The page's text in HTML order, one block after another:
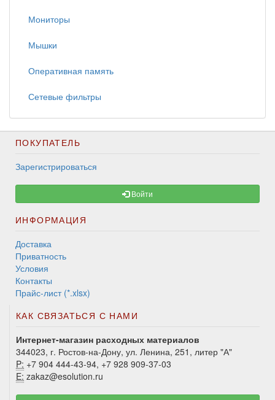
Мониторы
Мышки
Оперативная память
Сетевые фильтры
ПОКУПАТЕЛЬ
Зарегистрироваться
Войти
ИНФОРМАЦИЯ
Доставка
Приватность
Условия
Контакты
Прайс-лист (*.xlsx)
КАК СВЯЗАТЬСЯ С НАМИ
Интернет-магазин расходных материалов
344023, г. Ростов-на-Дону, ул. Ленина, 251, литер "А"
P: +7 904 444-43-94, +7 928 909-37-03
E: zakaz@esolution.ru